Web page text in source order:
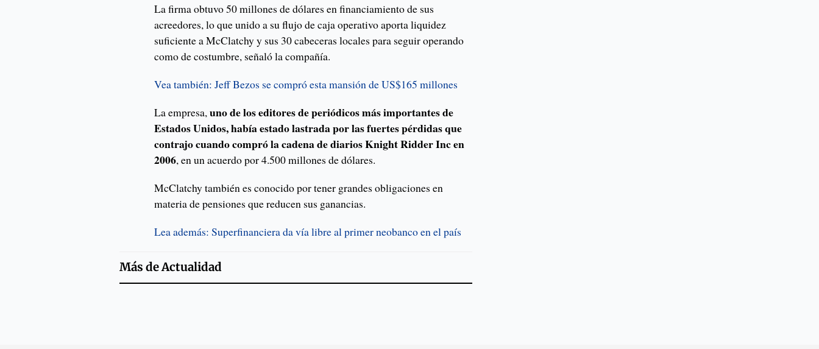
La firma obtuvo 50 millones de dólares en financiamiento de sus
acreedores, lo que unido a su flujo de caja operativo aporta liquidez
suficiente a McClatchy y sus 30 cabeceras locales para seguir operando
como de costumbre, señaló la compañía.
Vea también: Jeff Bezos se compró esta mansión de US$165 millones
La empresa,uno de los editores de periódicos más importantes de
Estados Unidos, había estado lastrada por las fuertes pérdidas que
contrajo cuando compró la cadena de diarios Knight Ridder Inc en
2006, en un acuerdo por 4.500 millones de dólares.
McClatchy también es conocido por tener grandes obligaciones en
materia de pensiones que reducen sus ganancias.
Lea además: Superfinanciera da vía libre al primer neobanco en el país
Más deActualidad